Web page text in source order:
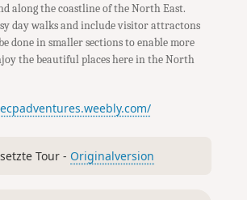
along the coastline of the North East.
day walks and include visitor attractons
done in smaller sections to enable more
the beautiful places here in the North
Tour - Originalversion